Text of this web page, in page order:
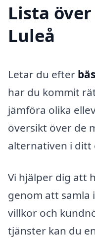
Lista
Luleå
Letar du efter
har du kommit
jämföra olika
översikt över de
alternativen i ditt
Vi hjälper dig att
genom att samla
villkor och
tjänster kan du